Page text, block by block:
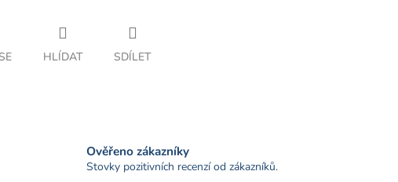
HLÍDAT SDÍLET
Ověřeno zákazníky
Stovky pozitivních recenzí od zákazníků.